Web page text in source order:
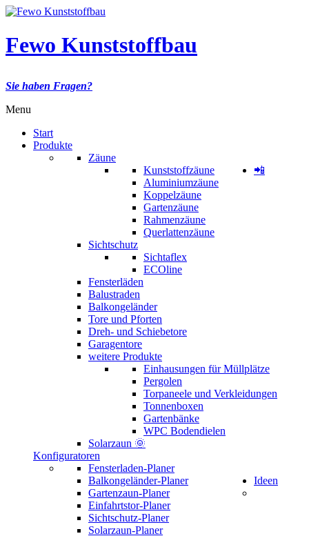
Fewo Kunststoffbau
Sie haben Fragen?
Menu
Start
Produkte
Zäune
Kunststoffzäune
Aluminiumzäune
Koppelzäune
Gartenzäune
Rahmenzäune
Querlattenzäune
Sichtschutz
Sichtaflex
ECOline
Fensterläden
Balustraden
Balkongeländer
Tore und Pforten
Dreh- und Schiebetore
Garagentore
weitere Produkte
Einhausungen für Müllplätze
Pergolen
Torpaneele und Verkleidungen
Tonnenboxen
Gartenbänke
WPC Bodendielen
Solarzaun 🌞
📲
Konfiguratoren
Fensterladen-Planer
Balkongeländer-Planer
Gartenzaun-Planer
Einfahrtstor-Planer
Sichtschutz-Planer
Solarzaun-Planer
Ideen